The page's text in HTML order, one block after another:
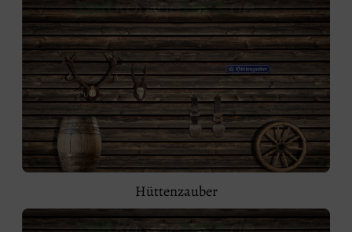
Hüttenzauber